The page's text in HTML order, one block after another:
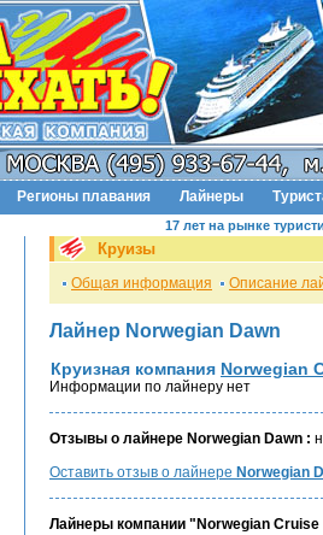
Регионы плавания Лайнеры
17 лет на рынке
Круизы
Общая информация Описание
Лайнер Norwegian Dawn
Круизная компания Norwegian
Информации по лайнеру нет
Отзывы о лайнере Norwegian Dawn :
Оставить отзыв о лайнере Norwegian
Лайнеры компании "Norwegian Cruise